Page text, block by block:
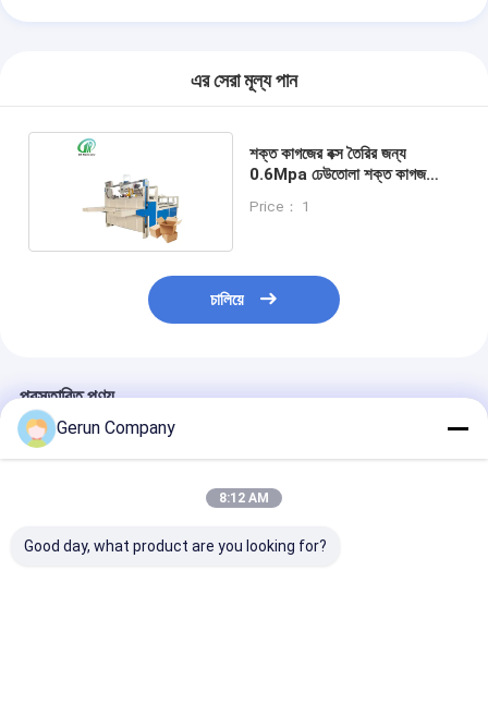
এর সেরা মূল্য পান
শক্ত কাগজের বক্স তৈরির জন্য
0.6Mpa ঢেউতোলা শক্ত কাগজ
Price： 1
চালিয়ে
প্রস্তাবিত পণ্য
Gerun Company
8:12 AM
Good day, what product are you looking for?